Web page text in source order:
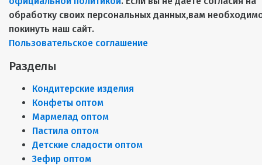
обработку своих персональных данных,вам
покинуть наш сайт.
Пользовательское соглашение
Разделы
Кондитерские изделия
Конфеты оптом
Мармелад оптом
Пастила оптом
Детские сладости оптом
Зефир оптом